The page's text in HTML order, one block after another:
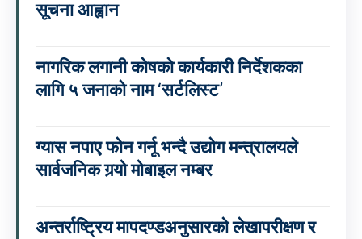
सूचना आह्वान
नागरिक लगानी कोषको कार्यकारी निर्देशकका
लागि ५ जनाको नाम ‘सर्टलिस्ट’
ग्यास नपाए फोन गर्नू भन्दै उद्योग मन्त्रालयले
सार्वजनिक गर्‍यो मोबाइल नम्बर
अन्तर्राष्ट्रिय मापदण्डअनुसारको लेखापरीक्षण र